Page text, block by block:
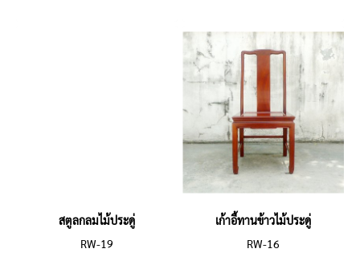
สตูลกลมไม้ประดู่
RW-19
เก้าอี้ทานข้าวไม้ประดู่
RW-16